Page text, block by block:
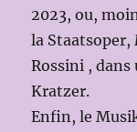
2023, ou,
la Staatsoper,
Rossini ,
Kratzer.
Enfin, le